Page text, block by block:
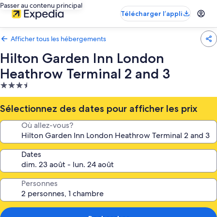
Passer au contenu principal
Télécharger l’appli
Afficher tous les hébergements
Hilton Garden Inn London
Heathrow Terminal 2 and 3
Hébergement
3.5 étoiles
Sélectionnez des dates pour afficher les prix
Où allez-vous?
Dates
Personnes